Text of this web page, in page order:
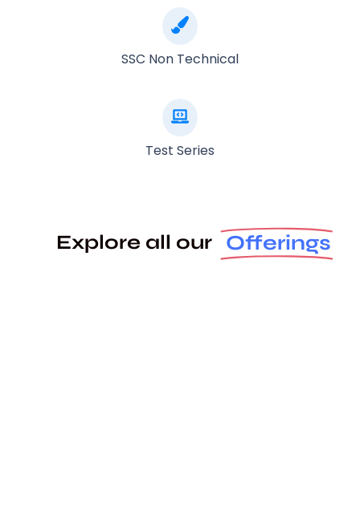
SSC Non Technical
Test Series
Explore all our Offerings